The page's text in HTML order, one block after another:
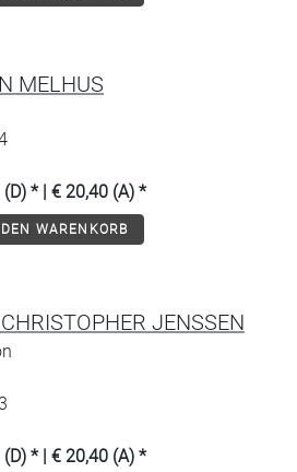
MELHUS
* | € 20,40 (A) *
WARENKORB
JENSSEN
* | € 20,40 (A) *